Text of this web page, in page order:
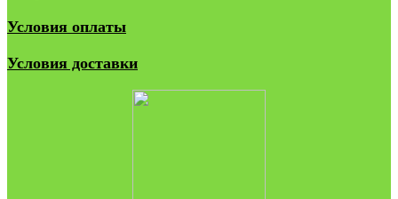
Условия оплаты
Условия доставки